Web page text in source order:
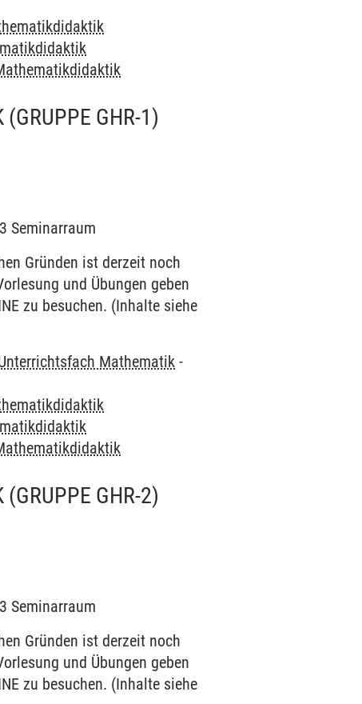
(GRUPPE GHR-1)
Seminarraum
Gründen ist derzeit noch
und Übungen geben
zu besuchen. (Inhalte siehe
Mathematik -
(GRUPPE GHR-2)
Seminarraum
Gründen ist derzeit noch
und Übungen geben
zu besuchen. (Inhalte siehe